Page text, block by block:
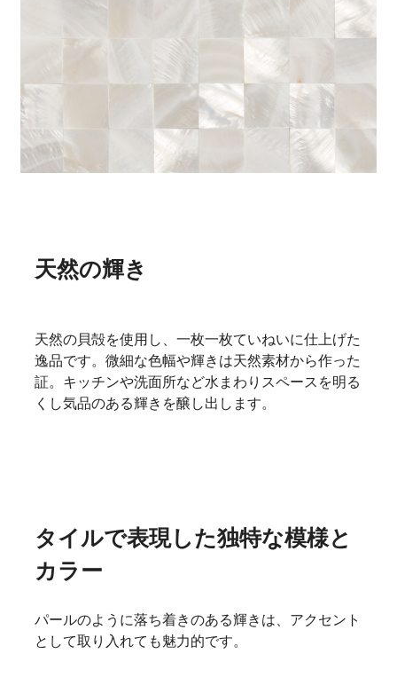
天然の輝き
天然の貝殻を使用し、一枚一枚ていねいに仕上げた
逸品です。微細な色幅や輝きは天然素材から作った
証。キッチンや洗面所など水まわりスペースを明る
くし気品のある輝きを醸し出します。
タイルで表現した独特な模様と
カラー
パールのように落ち着きのある輝きは、アクセント
として取り入れても魅力的です。